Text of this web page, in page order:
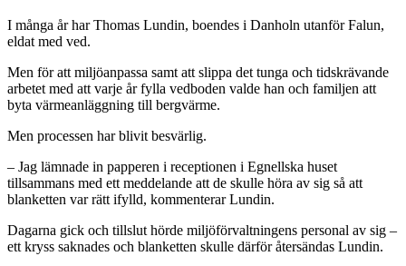
I många år har Thomas Lundin, boendes i Danholn utanför Falun,
eldat med ved.
Men för att miljöanpassa samt att slippa det tunga och tidskrävande
arbetet med att varje år fylla vedboden valde han och familjen att
byta värmeanläggning till bergvärme.
Men processen har blivit besvärlig.
– Jag lämnade in papperen i receptionen i Egnellska huset
tillsammans med ett meddelande att de skulle höra av sig så att
blanketten var rätt ifylld, kommenterar Lundin.
Dagarna gick och tillslut hörde miljöförvaltningens personal av sig –
ett kryss saknades och blanketten skulle därför återsändas Lundin.